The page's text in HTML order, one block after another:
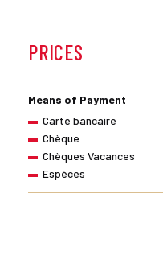
PRICES
Means of Payment
Carte bancaire
Chèque
Chèques Vacances
Espèces